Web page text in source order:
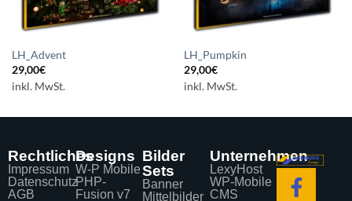
LH_Advent
29,00€
inkl. MwSt.
LH_Pumpkin
29,00€
inkl. MwSt.
Rechtliches
Impressum
Datenschutz
AGB
Designs
W-P Mobile
PHP-
Fusion v7
Bilder
Sets
Banner
Mittelbilder
Unternehmen
LexyHost
WP-Mobile
CMS